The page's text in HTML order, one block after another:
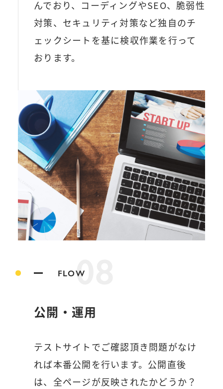
んでおり、コーディングやSEO、脆弱性
対策、セキュリティ対策など独自のチ
ェックシートを基に検収作業を行って
おります。
FLOW
08
公開・運用
テストサイトでご確認頂き問題がなけ
れば本番公開を行います。公開直後
は、全ページが反映されたかどうか？